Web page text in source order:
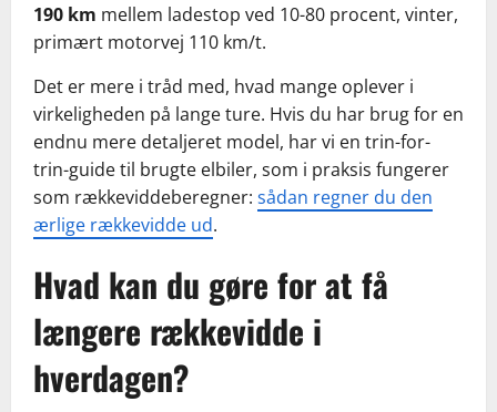
190 km mellem ladestop ved 10-80 procent, vinter,
primært motorvej 110 km/t.
Det er mere i tråd med, hvad mange oplever i
virkeligheden på lange ture. Hvis du har brug for en
endnu mere detaljeret model, har vi en trin-for-
trin-guide til brugte elbiler, som i praksis fungerer
som rækkeviddeberegner: sådan regner du den
ærlige rækkevidde ud.
Hvad kan du gøre for at få
længere rækkevidde i
hverdagen?